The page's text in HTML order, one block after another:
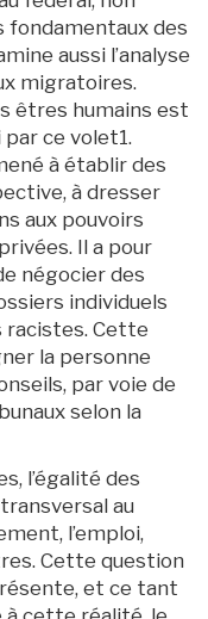
des
aussi l’analyse
migratoires.
êtres humains est
ce volet1.
à établir des
à dresser
aux pouvoirs
Il a pour
négocier des
individuels
Cette
la personne
par voie de
selon la
l’égalité des
au
l’emploi,
Cette question
et ce tant